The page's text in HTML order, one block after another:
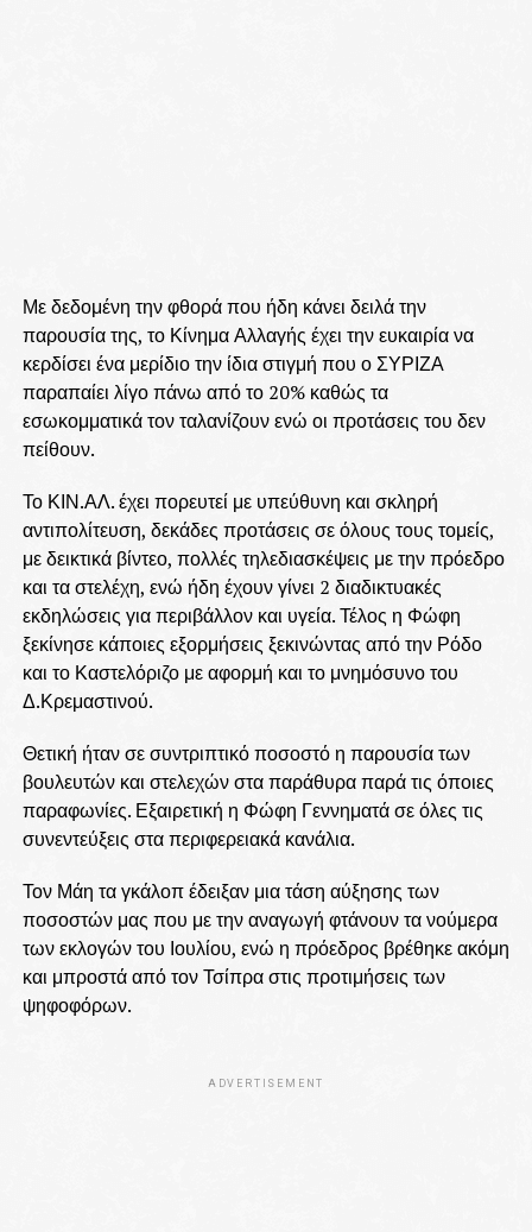
Με δεδομένη την φθορά που ήδη κάνει δειλά την
παρουσία της, το Κίνημα Αλλαγής έχει την ευκαιρία να
κερδίσει ένα μερίδιο την ίδια στιγμή που ο ΣΥΡΙΖΑ
παραπαίει λίγο πάνω από το 20% καθώς τα
εσωκομματικά τον ταλανίζουν ενώ οι προτάσεις του δεν
πείθουν.
Το ΚΙΝ.ΑΛ. έχει πορευτεί με υπεύθυνη και σκληρή
αντιπολίτευση, δεκάδες προτάσεις σε όλους τους τομείς,
με δεικτικά βίντεο, πολλές τηλεδιασκέψεις με την πρόεδρο
και τα στελέχη, ενώ ήδη έχουν γίνει 2 διαδικτυακές
εκδηλώσεις για περιβάλλον και υγεία. Τέλος η Φώφη
ξεκίνησε κάποιες εξορμήσεις ξεκινώντας από την Ρόδο
και το Καστελόριζο με αφορμή και το μνημόσυνο του
Δ.Κρεμαστινού.
Θετική ήταν σε συντριπτικό ποσοστό η παρουσία των
βουλευτών και στελεχών στα παράθυρα παρά τις όποιες
παραφωνίες. Εξαιρετική η Φώφη Γεννηματά σε όλες τις
συνεντεύξεις στα περιφερειακά κανάλια.
Τον Μάη τα γκάλοπ έδειξαν μια τάση αύξησης των
ποσοστών μας που με την αναγωγή φτάνουν τα νούμερα
των εκλογών του Ιουλίου, ενώ η πρόεδρος βρέθηκε ακόμη
και μπροστά από τον Τσίπρα στις προτιμήσεις των
ψηφοφόρων.
ADVERTISEMENT